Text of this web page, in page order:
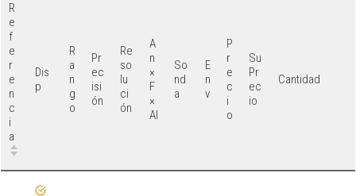
R
e
f
e
r
e
n
c
i
a
Dis
p
R
a
n
g
o
Pr
ec
isi
ón
Re
so
lu
ci
ón
A
n
×
F
×
Al
So
nd
a
E
n
v
P
r
e
c
i
o
Su
Pr
ec
io
Cantidad